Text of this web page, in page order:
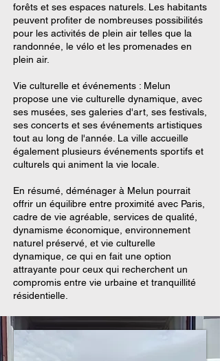
forêts et ses espaces naturels. Les habitants
peuvent profiter de nombreuses possibilités
pour les activités de plein air telles que la
randonnée, le vélo et les promenades en
plein air.
Vie culturelle et événements : Melun
propose une vie culturelle dynamique, avec
ses musées, ses galeries d'art, ses festivals,
ses concerts et ses événements artistiques
tout au long de l'année. La ville accueille
également plusieurs événements sportifs et
culturels qui animent la vie locale.
En résumé, déménager à Melun pourrait
offrir un équilibre entre proximité avec Paris,
cadre de vie agréable, services de qualité,
dynamisme économique, environnement
naturel préservé, et vie culturelle
dynamique, ce qui en fait une option
attrayante pour ceux qui recherchent un
compromis entre vie urbaine et tranquillité
résidentielle.